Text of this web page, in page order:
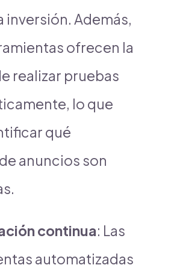
inversión. Además,
ofrecen la
realizar pruebas
lo que
qué
anuncios son
continua: Las
automatizadas